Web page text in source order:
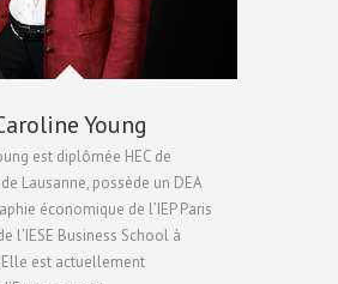
Young
est diplômée HEC de
Lausanne, possède un DEA
économique de l’IEP Paris
l’IESE Business School à
est actuellement